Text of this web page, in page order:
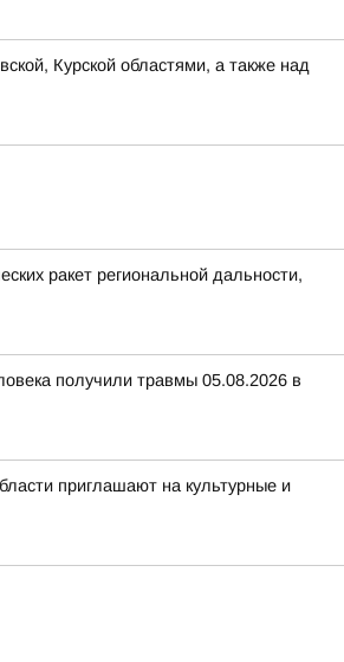
Курской областями, а также над
ракет региональной дальности,
получили травмы 05.08.2026 в
приглашают на культурные и